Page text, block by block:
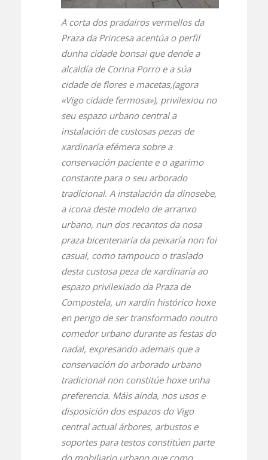
A corta dos pradairos vermellos da
Praza da Princesa acentúa o perfil
dunha cidade bonsai que dende a
alcaldía de Corina Porro e a súa
cidade de flores e macetas,(agora
«Vigo cidade fermosa»), privilexiou no
seu espazo urbano central a
instalación de custosas pezas de
xardinaría efémera sobre a
conservación paciente e o agarimo
constante para o seu arborado
tradicional. A instalación da dinosebe,
a icona deste modelo de arranxo
urbano, nun dos recantos da nosa
praza bicentenaria da peixaría non foi
casual, como tampouco o traslado
desta custosa peza de xardinaría ao
espazo privilexiado da Praza de
Compostela, un xardín histórico hoxe
en perigo de ser transformado noutro
comedor urbano durante as festas do
nadal, expresando ademais que a
conservación do arborado urbano
tradicional non constitúe hoxe unha
preferencia. Máis aínda, nos usos e
disposición dos espazos do Vigo
central actual árbores, arbustos e
soportes para testos constitúen parte